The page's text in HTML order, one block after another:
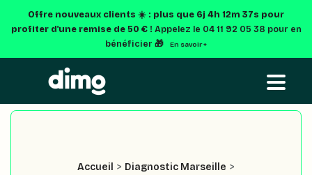
Offre nouveaux clients ☀️ : plus que 6j 4h 12m 36s pour
profiter d'une remise de 50 € ! Appelez le 04 11 92 05 38 pour en
bénéficier 🎁
En savoir +
Accueil > Diagnostic Marseille >